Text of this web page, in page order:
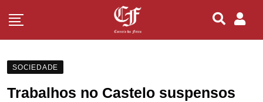
SOCIEDADE
Trabalhos no Castelo suspensos